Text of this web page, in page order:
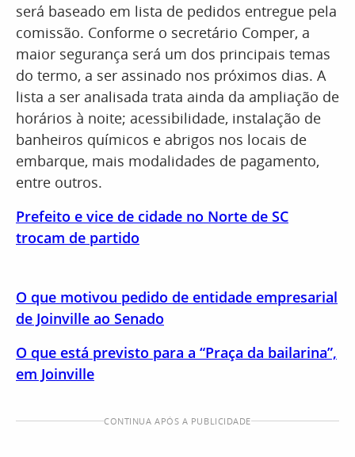
será baseado em lista de pedidos entregue pela
comissão. Conforme o secretário Comper, a
maior segurança será um dos principais temas
do termo, a ser assinado nos próximos dias. A
lista a ser analisada trata ainda da ampliação de
horários à noite; acessibilidade, instalação de
banheiros químicos e abrigos nos locais de
embarque, mais modalidades de pagamento,
entre outros.
Prefeito e vice de cidade no Norte de SC
trocam de partido
O que motivou pedido de entidade empresarial
de Joinville ao Senado
O que está previsto para a “Praça da bailarina”,
em Joinville
CONTINUA APÓS A PUBLICIDADE